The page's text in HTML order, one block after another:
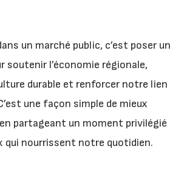
un marché public, c’est poser un
soutenir l’économie régionale,
durable et renforcer notre lien
une façon simple de mieux
partageant un moment privilégié
qui nourrissent notre quotidien.